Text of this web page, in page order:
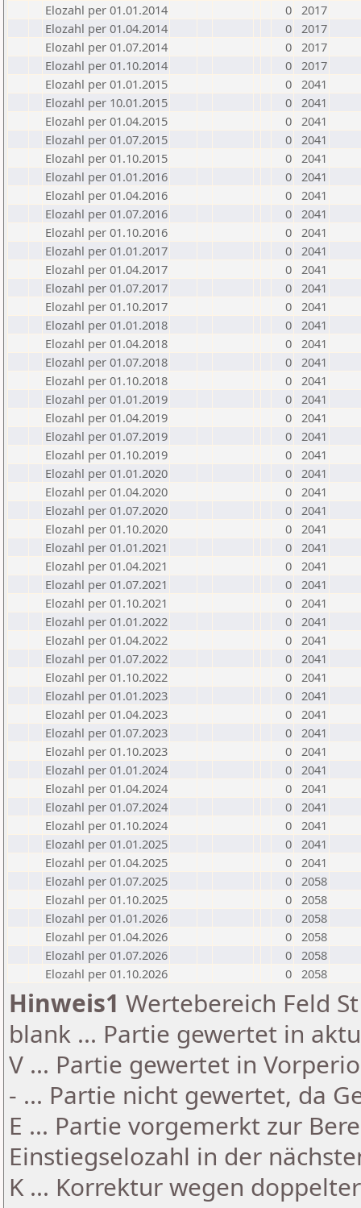
Elozahl per 01.01.2014
0 2017
Elozahl per 01.04.2014
0 2017
Elozahl per 01.07.2014
0 2017
Elozahl per 01.10.2014
0 2017
Elozahl per 01.01.2015
0 2041
Elozahl per 10.01.2015
0 2041
Elozahl per 01.04.2015
0 2041
Elozahl per 01.07.2015
0 2041
Elozahl per 01.10.2015
0 2041
Elozahl per 01.01.2016
0 2041
Elozahl per 01.04.2016
0 2041
Elozahl per 01.07.2016
0 2041
Elozahl per 01.10.2016
0 2041
Elozahl per 01.01.2017
0 2041
Elozahl per 01.04.2017
0 2041
Elozahl per 01.07.2017
0 2041
Elozahl per 01.10.2017
0 2041
Elozahl per 01.01.2018
0 2041
Elozahl per 01.04.2018
0 2041
Elozahl per 01.07.2018
0 2041
Elozahl per 01.10.2018
0 2041
Elozahl per 01.01.2019
0 2041
Elozahl per 01.04.2019
0 2041
Elozahl per 01.07.2019
0 2041
Elozahl per 01.10.2019
0 2041
Elozahl per 01.01.2020
0 2041
Elozahl per 01.04.2020
0 2041
Elozahl per 01.07.2020
0 2041
Elozahl per 01.10.2020
0 2041
Elozahl per 01.01.2021
0 2041
Elozahl per 01.04.2021
0 2041
Elozahl per 01.07.2021
0 2041
Elozahl per 01.10.2021
0 2041
Elozahl per 01.01.2022
0 2041
Elozahl per 01.04.2022
0 2041
Elozahl per 01.07.2022
0 2041
Elozahl per 01.10.2022
0 2041
Elozahl per 01.01.2023
0 2041
Elozahl per 01.04.2023
0 2041
Elozahl per 01.07.2023
0 2041
Elozahl per 01.10.2023
0 2041
Elozahl per 01.01.2024
0 2041
Elozahl per 01.04.2024
0 2041
Elozahl per 01.07.2024
0 2041
Elozahl per 01.10.2024
0 2041
Elozahl per 01.01.2025
0 2041
Elozahl per 01.04.2025
0 2041
Elozahl per 01.07.2025
0 2058
Elozahl per 01.10.2025
0 2058
Elozahl per 01.01.2026
0 2058
Elozahl per 01.04.2026
0 2058
Elozahl per 01.07.2026
0 2058
Elozahl per 01.10.2026
0 2058
Hinweis1 Wertebereich Feld
blank ... Partie gewertet in
V ... Partie gewertet in
- ... Partie nicht gewertet, da
E ... Partie vorgemerkt zur
Einstiegselozahl in der
K ... Korrektur wegen